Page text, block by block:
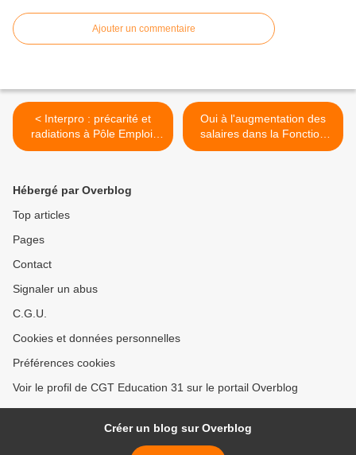
Ajouter un commentaire
< Interpro : précarité et
radiations à Pôle Emploi,
tous concernés !
Oui à l'augmentation des
salaires dans la Fonction
publique ! >
Hébergé par Overblog
Top articles
Pages
Contact
Signaler un abus
C.G.U.
Cookies et données personnelles
Préférences cookies
Voir le profil de CGT Education 31 sur le portail Overblog
Créer un blog sur Overblog